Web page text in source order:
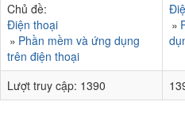
Chủ đề:
Điện thoại
Phần mềm và ứng dụng
trên điện thoại
Lượt truy cập: 1390